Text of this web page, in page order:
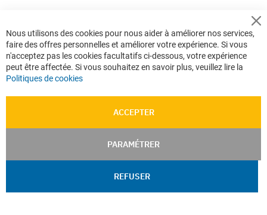
Nous utilisons des cookies pour nous aider à améliorer nos services,
faire des offres personnelles et améliorer votre expérience. Si vous
n'acceptez pas les cookies facultatifs ci-dessous, votre expérience
peut être affectée. Si vous souhaitez en savoir plus, veuillez lire la
Politiques de cookies
ACCEPTER
PARAMÉTRER
REFUSER